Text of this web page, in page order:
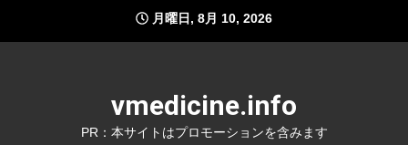
content
月曜日, 8月 10, 2026
vmedicine.info
PR：本サイトはプロモーションを含みます